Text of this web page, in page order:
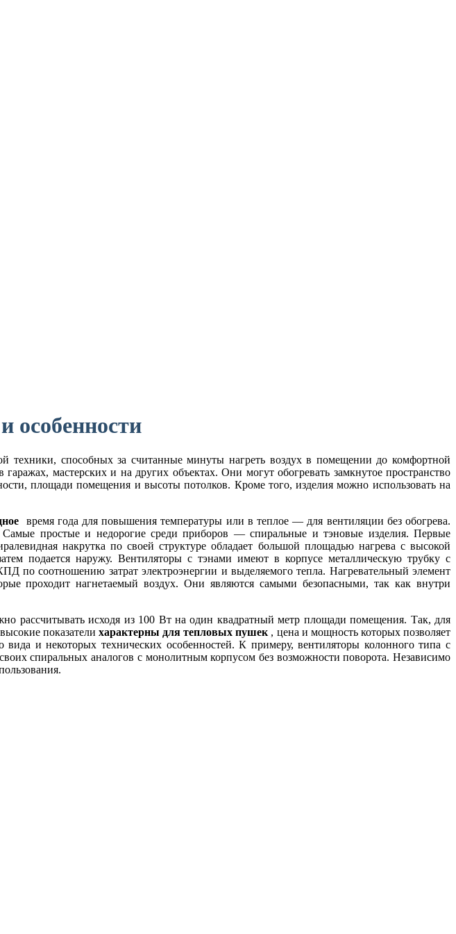
особенности
техники, способных за считанные минуты нагреть воздух в помещении до комфортной
мастерских и на других объектах. Они могут обогревать замкнутое пространство
площади помещения и высоты потолков. Кроме того, изделия можно использовать на
время года для повышения температуры или в теплое — для вентиляции без обогрева.
простые и недорогие среди приборов — спиральные и тэновые изделия. Первые
накрутка по своей структуре обладает большой площадью нагрева с высокой
подается наружу. Вентиляторы с тэнами имеют в корпусе металлическую трубку с
соотношению затрат электроэнергии и выделяемого тепла. Нагревательный элемент
проходит нагнетаемый воздух. Они являются самыми безопасными, так как внутри
рассчитывать исходя из 100 Вт на один квадратный метр площади помещения. Так, для
показатели характерны для тепловых пушек , цена и мощность которых позволяет
и некоторых технических особенностей. К примеру, вентиляторы колонного типа с
спиральных аналогов с монолитным корпусом без возможности поворота. Независимо